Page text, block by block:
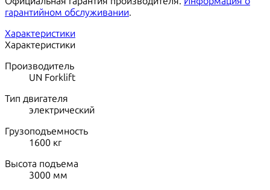
гарантийном обслуживании.
Характеристики
Характеристики
Производитель
UN Forklift
Тип двигателя
электрический
Грузоподъемность
1600 кг
Высота подъема
3000 мм